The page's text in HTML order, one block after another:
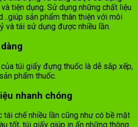
tiện dụng. Sử dụng những chất liệu
sản phẩm thân thiện với môi
và tái sử dụng được nhiều lần.
túi giấy đựng thuốc là dễ sắp xếp,
phẩm thuốc.
nhanh chóng
chế nhiều lần cũng như có bề mặt
tốt, túi giấy giúp in ấn những thông